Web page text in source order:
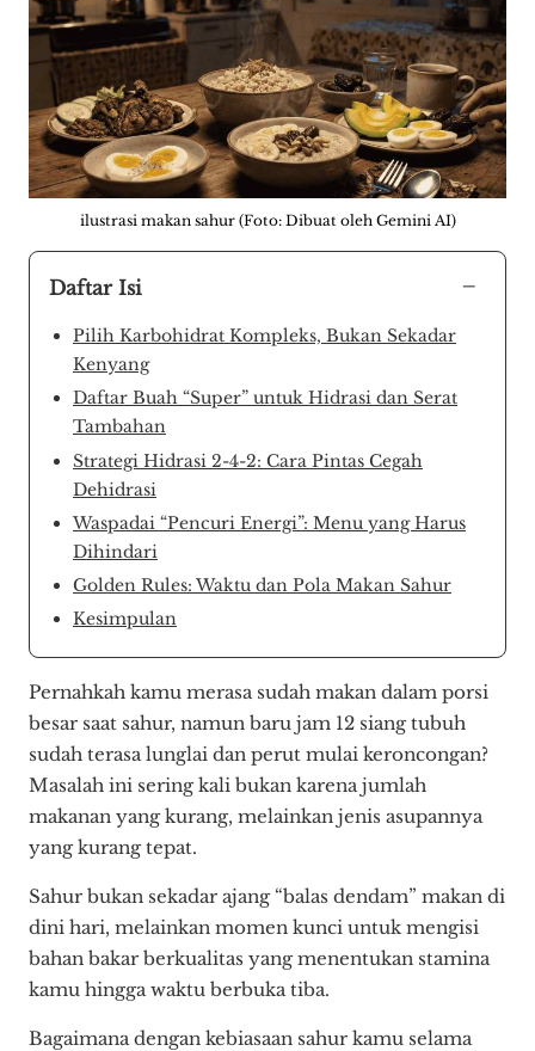
ilustrasi makan sahur (Foto: Dibuat oleh Gemini AI)
Daftar Isi −
Pilih Karbohidrat Kompleks, Bukan Sekadar
Kenyang
Daftar Buah “Super” untuk Hidrasi dan Serat
Tambahan
Strategi Hidrasi 2-4-2: Cara Pintas Cegah
Dehidrasi
Waspadai “Pencuri Energi”: Menu yang Harus
Dihindari
Golden Rules: Waktu dan Pola Makan Sahur
Kesimpulan
Pernahkah kamu merasa sudah makan dalam porsi
besar saat sahur, namun baru jam 12 siang tubuh
sudah terasa lunglai dan perut mulai keroncongan?
Masalah ini sering kali bukan karena jumlah
makanan yang kurang, melainkan jenis asupannya
yang kurang tepat.
Sahur bukan sekadar ajang “balas dendam” makan di
dini hari, melainkan momen kunci untuk mengisi
bahan bakar berkualitas yang menentukan stamina
kamu hingga waktu berbuka tiba.
Bagaimana dengan kebiasaan sahur kamu selama